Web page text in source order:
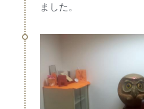
ました。